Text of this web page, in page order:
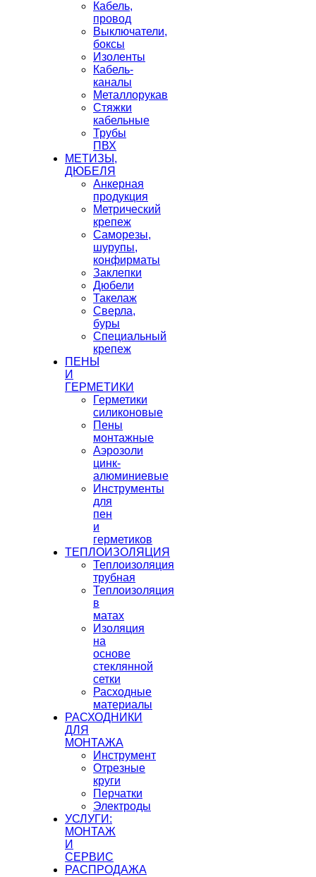
Кабель,
провод
Выключатели,
боксы
Изоленты
Кабель-
каналы
Металлорукав
Стяжки
кабельные
Трубы
ПВХ
МЕТИЗЫ,
ДЮБЕЛЯ
Анкерная
продукция
Метрический
крепеж
Саморезы,
шурупы,
конфирматы
Заклепки
Дюбели
Такелаж
Сверла,
буры
Специальный
крепеж
ПЕНЫ
И
ГЕРМЕТИКИ
Герметики
силиконовые
Пены
монтажные
Аэрозоли
цинк-
алюминиевые
Инструменты
для
пен
и
герметиков
ТЕПЛОИЗОЛЯЦИЯ
Теплоизоляция
трубная
Теплоизоляция
в
матах
Изоляция
на
основе
стеклянной
сетки
Расходные
материалы
РАСХОДНИКИ
ДЛЯ
МОНТАЖА
Инструмент
Отрезные
круги
Перчатки
Электроды
УСЛУГИ:
МОНТАЖ
И
СЕРВИС
РАСПРОДАЖА